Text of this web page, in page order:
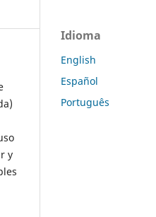
y
Idioma
English
Español
Português